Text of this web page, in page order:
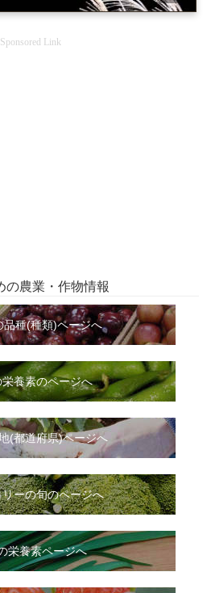
Sponsored Link
の農業・作物情報
品種(種類)ページへ
養素のページへ
(都道府県)ページへ
ーの旬のページへ
栄養素ページへ